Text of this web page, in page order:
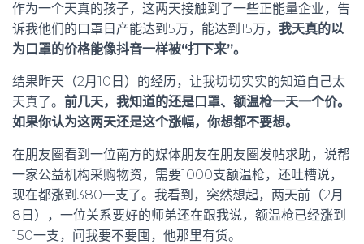
作为一个天真的孩子，这两天接触到了一些正能量企业，告
诉我他们的口罩日产能达到5万，能达到15万， 我天真的以
为口罩的价格能像抖音一样被“打下来”。
结果昨天（2月10日）的经历，让我切切实实的知道自己太
天真了。 前几天，我知道的还是口罩、额温枪一天一个价。
如果你认为这两天还是这个涨幅，你想都不要想。
在朋友圈看到一位南方的媒体朋友在朋友圈发帖求助，说帮
一家公益机构采购物资，需要1000支额温枪，还吐槽说，
现在都涨到380一支了。我看到，突然想起，两天前（2月
8日），一位关系要好的师弟还在跟我说，额温枪已经涨到
150一支，问我要不要囤，他那里有货。